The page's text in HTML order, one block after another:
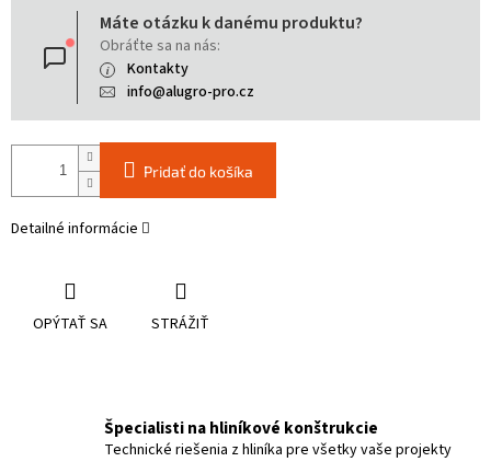
Máte otázku k danému produktu?
Obráťte sa na nás:
Kontakty
info@alugro-pro.cz
Pridať do košíka
Detailné informácie
OPÝTAŤ SA STRÁŽIŤ
Špecialisti na hliníkové konštrukcie
Technické riešenia z hliníka pre všetky vaše projekty